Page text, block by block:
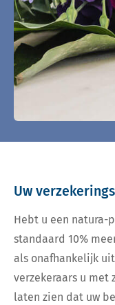
Uw
Hebt u een natura-
standaard 10%
als onafhankelijk
verzekeraars u met
laten zien dat uw